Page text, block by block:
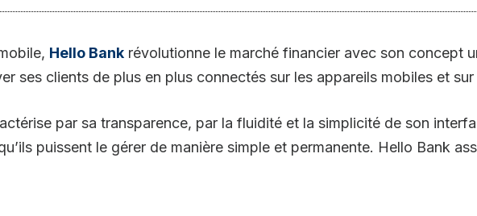
Hello Bank révolutionne le marché financier avec son concept
ses clients de plus en plus connectés sur les appareils mobiles et sur
par sa transparence, par la fluidité et la simplicité de son
puissent le gérer de manière simple et permanente. Hello Bank